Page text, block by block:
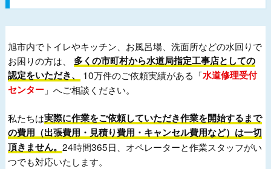
旭市内でトイレやキッチン、お風呂場、洗面所などの水回りで
お困りの方は、 多くの市町村から水道局指定工事店としての
認定をいただき、
10万件のご依頼実績がある「水道修理受付
センター 」へご相談ください。
私たちは実際に作業をご依頼していただき作業を開始するまで
の費用（出張費用・見積り費用・キャンセル費用など）は一切
頂きません。24時間365日、オペレーターと作業スタッフがい
つでも対応いたします。